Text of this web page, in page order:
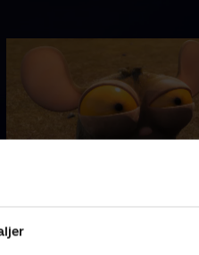
Pingvinen Maurits lever i